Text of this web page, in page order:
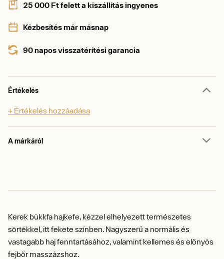
25 000 Ft felett a kiszállítás ingyenes
Kézbesítés már másnap
90 napos visszatérítési garancia
Értékelés
+ Értékelés hozzáadása
A márkáról
Kerek bükkfa hajkefe, kézzel elhelyezett természetes
sörtékkel, itt fekete színben. Nagyszerű a normális és
vastagabb haj fenntartásához, valamint kellemes és előnyös
fejbőr masszázshoz.